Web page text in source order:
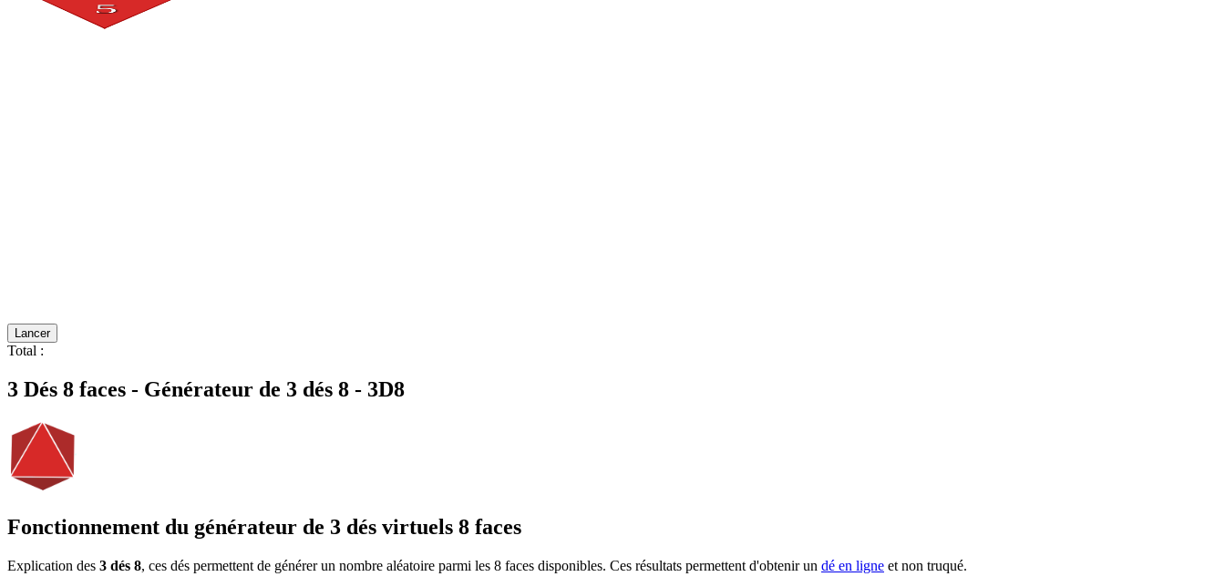
Lancer
Total :
3 Dés 8 faces - Générateur de 3 dés 8 - 3D8
Fonctionnement du générateur de 3 dés virtuels 8 faces
Explication des 3 dés 8, ces dés permettent de générer un nombre aléatoire parmi les 8 faces disponibles. Ces résultats permettent d'obtenir un dé en ligne et non truqué.